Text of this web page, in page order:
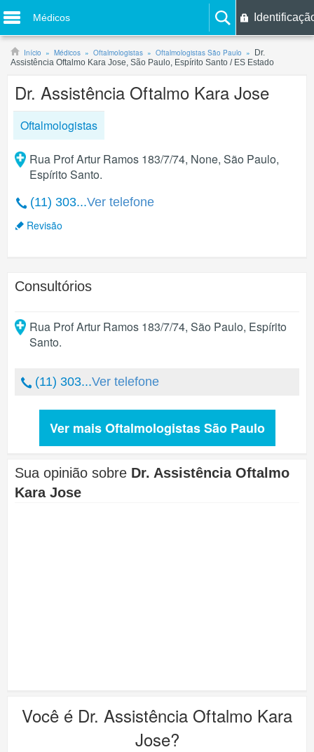
Médicos
Início Médicos Oftalmologistas Oftalmologistas São Paulo
Dr.
Assistência Oftalmo Kara Jose, São Paulo, Espírito Santo / ES Estado
Dr. Assistência Oftalmo Kara Jose
Oftalmologistas
Rua Prof Artur Ramos 183/7/74, None, São Paulo,
Espírito Santo.
(11) 303...Ver telefone
Revisão
Consultórios
Rua Prof Artur Ramos 183/7/74, São Paulo, Espírito
Santo.
(11) 303...Ver telefone
Ver mais Oftalmologistas São Paulo
Sua opinião sobre Dr. Assistência Oftalmo
Kara Jose
Você é Dr. Assistência Oftalmo Kara
Jose?